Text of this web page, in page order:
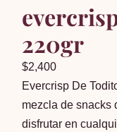
220gr
$2,400
Evercrisp De
mezcla de snacks
disfrutar en